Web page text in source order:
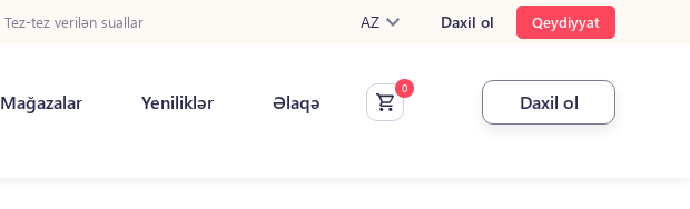
Tez-tez verilən suallar AZ Daxil ol Qeydiyyat
Mağazalar Yeniliklər Əlaqə Daxil ol